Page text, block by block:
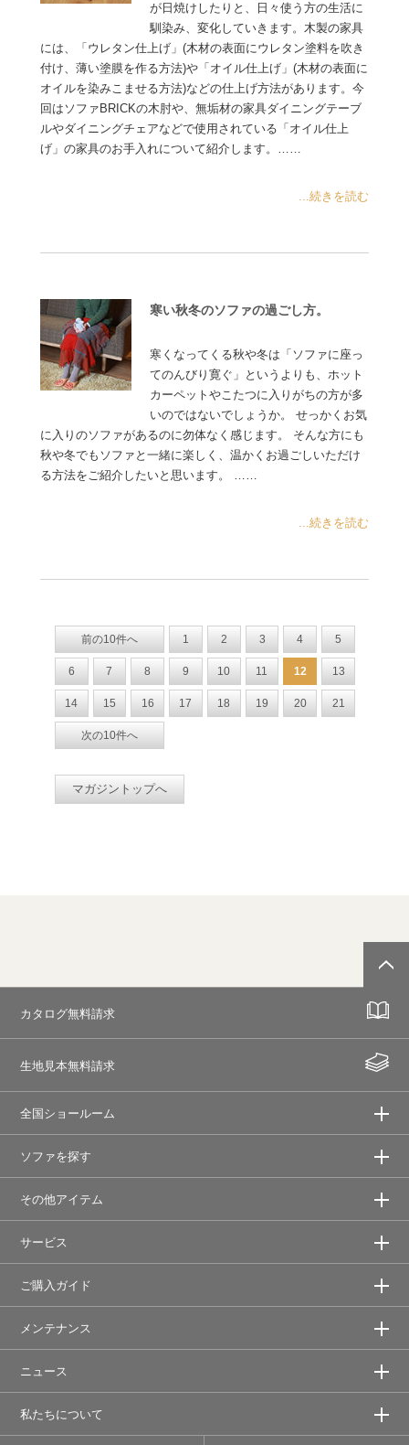
が日焼けしたりと、日々使う方の生活に
馴染み、変化していきます。木製の家具
には、「ウレタン仕上げ」(木材の表面にウレタン塗料を吹き
付け、薄い塗膜を作る方法)や「オイル仕上げ」(木材の表面に
オイルを染みこませる方法)などの仕上げ方法があります。今
回はソファBRICKの木肘や、無垢材の家具ダイニングテーブ
ルやダイニングチェアなどで使用されている「オイル仕上
げ」の家具のお手入れについて紹介します。……
...続きを読む
寒い秋冬のソファの過ごし方。
寒くなってくる秋や冬は「ソファに座っ
てのんびり寛ぐ」というよりも、ホット
カーペットやこたつに入りがちの方が多
いのではないでしょうか。 せっかくお気
に入りのソファがあるのに勿体なく感じます。 そんな方にも
秋や冬でもソファと一緒に楽しく、温かくお過ごしいただけ
る方法をご紹介したいと思います。 ……
...続きを読む
前の10件へ 1 2 3 4 5
6 7 8 9 10 11 12 13
14 15 16 17 18 19 20 21
次の10件へ
マガジントップへ
カタログ無料請求
生地見本無料請求
全国ショールーム
ソファを探す
その他アイテム
サービス
ご購入ガイド
メンテナンス
ニュース
私たちについて